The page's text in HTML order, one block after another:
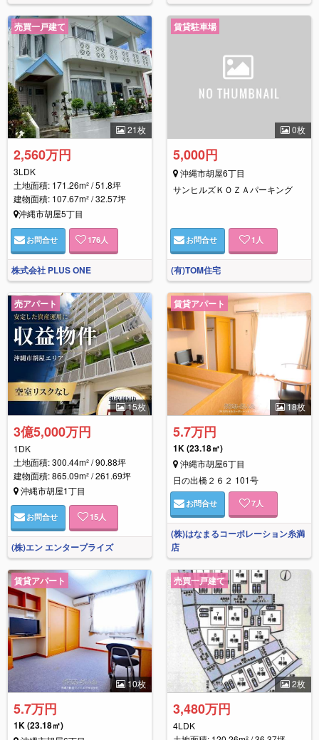
21枚
売買一戸建て
2,560万円
3LDK
土地面積: 171.26m² / 51.8坪
建物面積: 107.67m² / 32.57坪
沖縄市胡屋5丁目
お問合せ 176人
株式会社 PLUS ONE
0枚
賃貸駐車場
5,000円
沖縄市胡屋6丁目
サンヒルズＫＯＺＡパーキング
お問合せ 1 人
(有)TOM住宅
15枚
売アパート
3億5,000万円
1DK
土地面積: 300.44m² / 90.88坪
建物面積: 865.09m² / 261.69坪
沖縄市胡屋1丁目
お問合せ 15人
(株)エン エンタープライズ
18枚
賃貸アパート
5.7万円
1K(23.18㎡)
沖縄市胡屋6丁目
日の出橋２６２ 101号
お問合せ 7人
(株)はなまるコーポレーション糸満
店
10枚
賃貸アパート
5.7万円
1K(23.18㎡)
2枚
売買一戸建て
3,480万円
4LDK